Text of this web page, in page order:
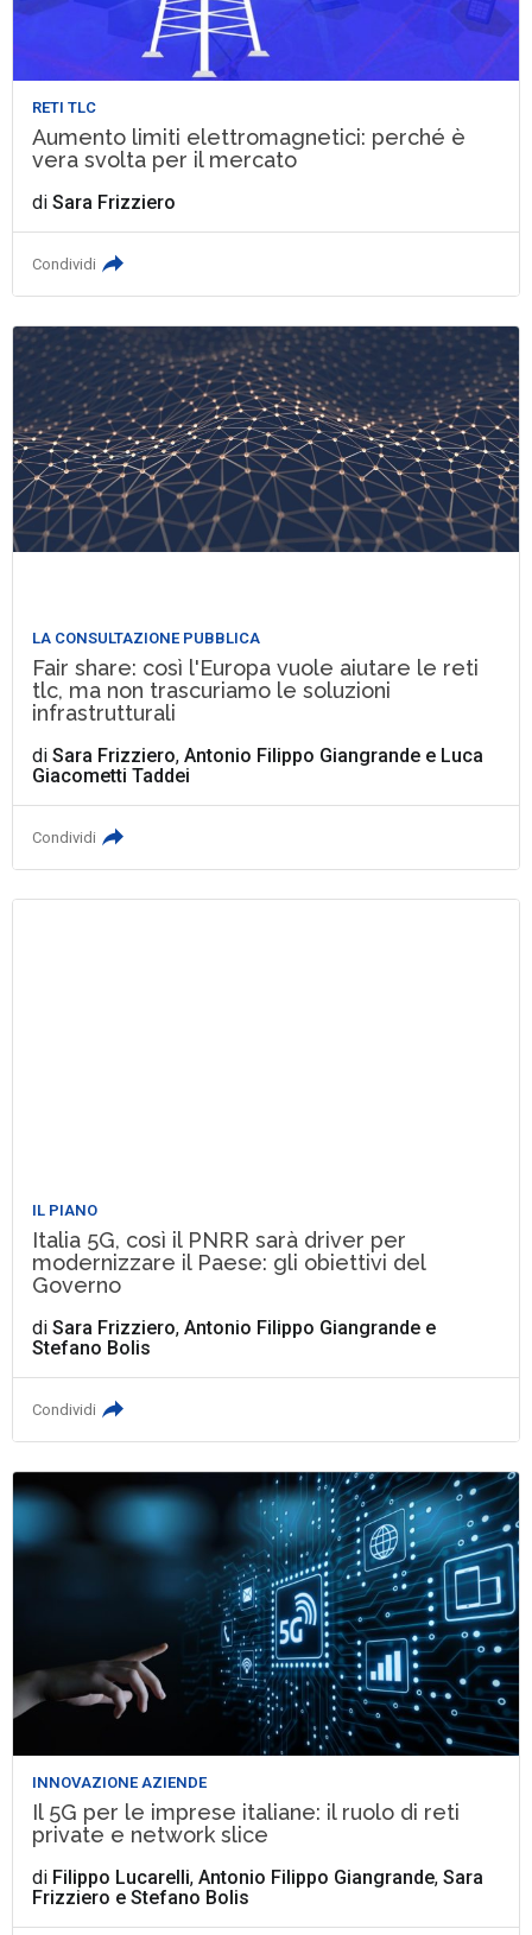
RETI TLC
Aumento limiti elettromagnetici: perché è
vera svolta per il mercato
diSara Frizziero
Condividi
LA CONSULTAZIONE PUBBLICA
Fair share: così l'Europa vuole aiutare le reti
tlc, ma non trascuriamo le soluzioni
infrastrutturali
diSara Frizziero,Antonio Filippo Giangrande e Luca
Giacometti Taddei
Condividi
IL PIANO
Italia 5G, così il PNRR sarà driver per
modernizzare il Paese: gli obiettivi del
Governo
diSara Frizziero,Antonio Filippo Giangrande e
Stefano Bolis
Condividi
INNOVAZIONE AZIENDE
Il 5G per le imprese italiane: il ruolo di reti
private e network slice
di Filippo Lucarelli,Antonio Filippo Giangrande,Sara
Frizziero eStefano Bolis